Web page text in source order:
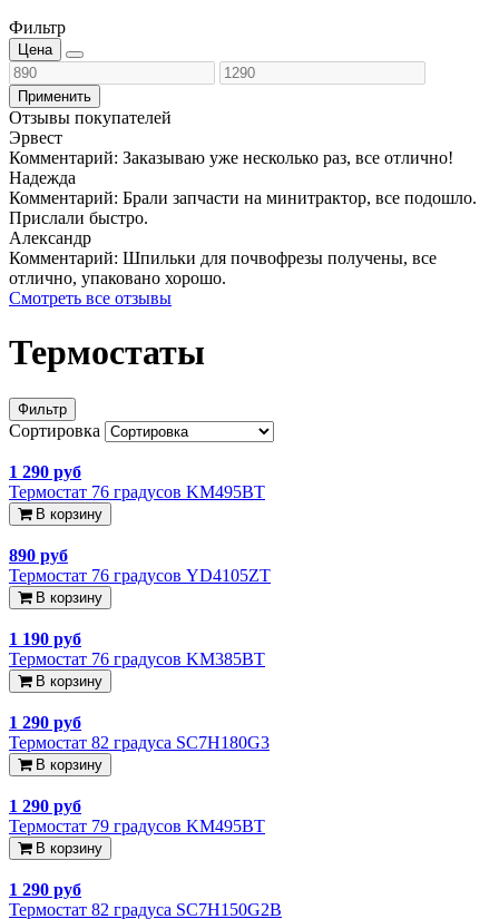
Фильтр
Цена
Применить
Отзывы покупателей
Эрвест
Комментарий: Заказываю уже несколько раз, все отлично!
Надежда
Комментарий: Брали запчасти на минитрактор, все подошло.
Прислали быстро.
Александр
Комментарий: Шпильки для почвофрезы получены, все
отлично, упаковано хорошо.
Смотреть все отзывы
Термостаты
Фильтр
Сортировка
1 290 руб
Термостат 76 градусов KM495BT
В корзину
890 руб
Термостат 76 градусов YD4105ZT
В корзину
1 190 руб
Термостат 76 градусов KM385BT
В корзину
1 290 руб
Термостат 82 градуса SC7H180G3
В корзину
1 290 руб
Термостат 79 градусов KM495BT
В корзину
1 290 руб
Термостат 82 градуса SC7H150G2B